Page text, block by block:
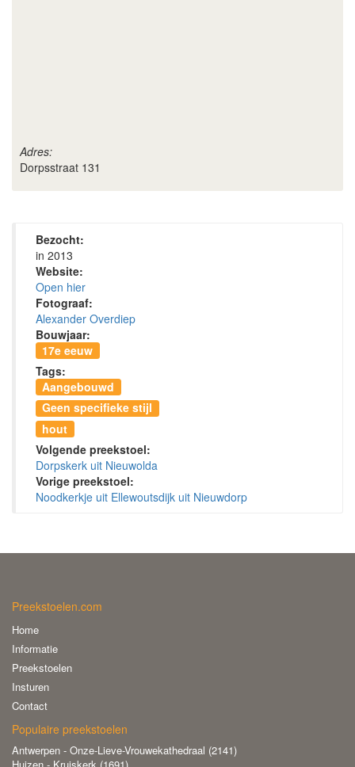
Adres:
Dorpsstraat 131
Bezocht:
in 2013
Website:
Open hier
Fotograaf:
Alexander Overdiep
Bouwjaar:
17e eeuw
Tags:
Aangebouwd
Geen specifieke stijl
hout
Volgende preekstoel:
Dorpskerk uit Nieuwolda
Vorige preekstoel:
Noodkerkje uit Ellewoutsdijk uit Nieuwdorp
Preekstoelen.com
Home
Informatie
Preekstoelen
Insturen
Contact
Populaire preekstoelen
Antwerpen - Onze-Lieve-Vrouwekathedraal (2141)